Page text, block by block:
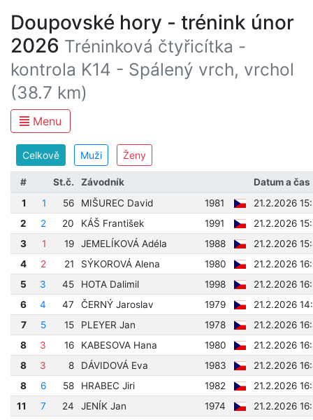
Doupovské hory - trénink únor
2026 Tréninková čtyřicítka -
kontrola K14 - Spálený vrch, vrchol
(38.7 km)
Menu
Celkově Muži Ženy
# St.č. Závodník
Datum a čas
1
1 56 MIŠUREC David 1981
21.2.2026
2
2 20 KÁŠ František 1991
21.2.2026
3
1 19 JEMELÍKOVÁ Adéla 1988
21.2.2026
4
2 21 SÝKOROVÁ Alena 1980
21.2.2026
5
3 45 HOTA Dalimil 1998
21.2.2026
6
4 47 ČERNÝ Jaroslav 1979
21.2.2026
7
5 15 PLEYER Jan 1978
21.2.2026
8
3 16 KABESOVA Hana 1980
21.2.2026
8
3 8 DÁVIDOVÁ Eva 1983
21.2.2026
8
6 58 HRABEC Jiri 1982
21.2.2026
11
7 24 JENÍK Jan 1974
21.2.2026